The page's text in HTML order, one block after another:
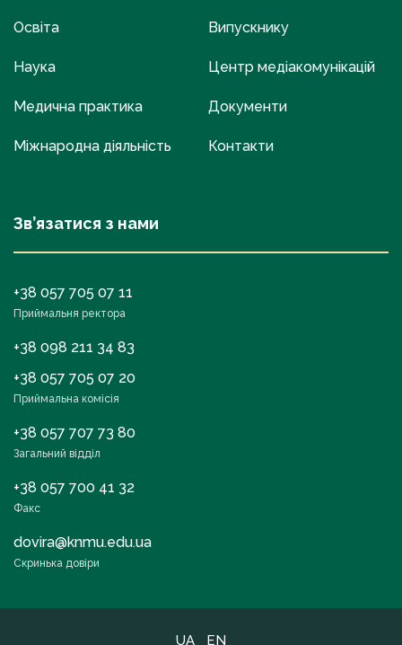
Освіта
Наука
Медична практика
Міжнародна діяльність
Випускнику
Центр медіакомунікацій
Документи
Контакти
Зв’язатися з нами
+38 057 705 07 11
Приймальня ректора
+38 098 211 34 83
+38 057 705 07 20
Приймальна комісія
+38 057 707 73 80
Загальний відділ
+38 057 700 41 32
Факс
dovira@knmu.edu.ua
Скринька довіри
UA EN